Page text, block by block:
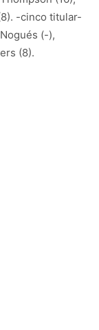
-cinco titular-
(-),
(8).